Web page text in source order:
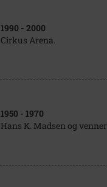
1990 - 2000
Cirkus Arena.
1950 - 1970
Hans K. Madsen og venner